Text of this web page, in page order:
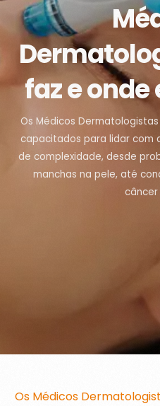
faz e
Os Médicos
capacitados para lidar com
de complexidade, desde
manchas na pele, até
câncer
Os Médicos